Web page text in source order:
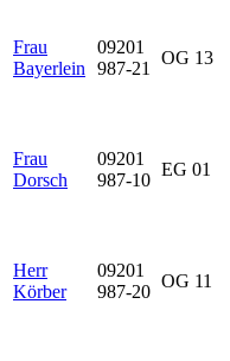
Frau
Bayerlein
09201
987-21
OG 13
Frau
Dorsch
09201
987-10
EG 01
Herr
Körber
09201
987-20
OG 11